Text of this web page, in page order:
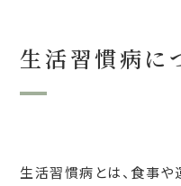
生活習慣病に
生活習慣病とは、食事や